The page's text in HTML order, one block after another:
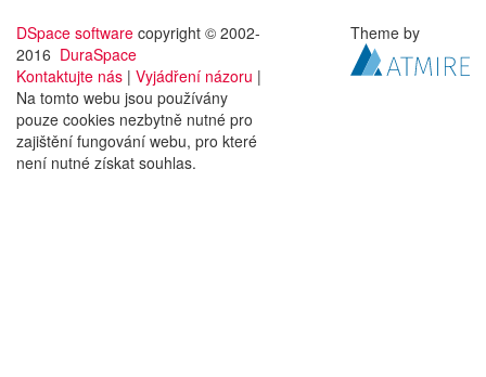
DSpace software copyright © 2002-
2016 DuraSpace
Kontaktujte nás | Vyjádření názoru |
Na tomto webu jsou používány
pouze cookies nezbytně nutné pro
zajištění fungování webu, pro které
není nutné získat souhlas.
Theme by